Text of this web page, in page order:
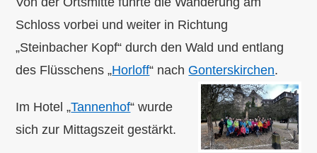
Schloss vorbei und weiter in Richtung
„Steinbacher Kopf“ durch den Wald und entlang
des Flüsschens „Horloff“ nach Gonterskirchen.
Im Hotel „Tannenhof“ wurde
sich zur Mittagszeit gestärkt.